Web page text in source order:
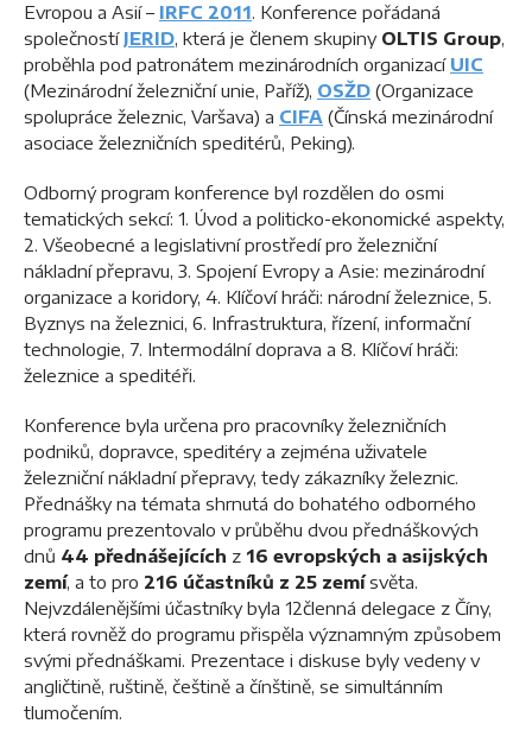
Evropou a Asií – IRFC 2011. Konference pořádaná
společností JERID, která je členem skupiny OLTIS Group,
proběhla pod patronátem mezinárodních organizací UIC
(Mezinárodní železniční unie, Paříž), OSŽD (Organizace
spolupráce železnic, Varšava) a CIFA (Čínská mezinárodní
asociace železničních speditérů, Peking).
Odborný program konference byl rozdělen do osmi
tematických sekcí: 1. Úvod a politicko-ekonomické aspekty,
2. Všeobecné a legislativní prostředí pro železniční
nákladní přepravu, 3. Spojení Evropy a Asie: mezinárodní
organizace a koridory, 4. Klíčoví hráči: národní železnice, 5.
Byznys na železnici, 6. Infrastruktura, řízení, informační
technologie, 7. Intermodální doprava a 8. Klíčoví hráči:
železnice a speditéři.
Konference byla určena pro pracovníky železničních
podniků, dopravce, speditéry a zejména uživatele
železniční nákladní přepravy, tedy zákazníky železnic.
Přednášky na témata shrnutá do bohatého odborného
programu prezentovalo v průběhu dvou přednáškových
dnů 44 přednášejících z 16 evropských a asijských
zemí, a to pro 216 účastníků z 25 zemísvěta.
Nejvzdálenějšími účastníky byla 12členná delegace z Číny,
která rovněž do programu přispěla významným způsobem
svými přednáškami. Prezentace i diskuse byly vedeny v
angličtině, ruštině, češtině a čínštině, se simultánním
tlumočením.